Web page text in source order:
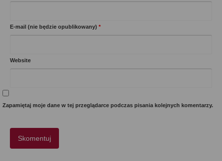
E-mail (nie będzie opublikowany) *
Website
Zapamiętaj moje dane w tej przeglądarce podczas pisania kolejnych komentarzy.